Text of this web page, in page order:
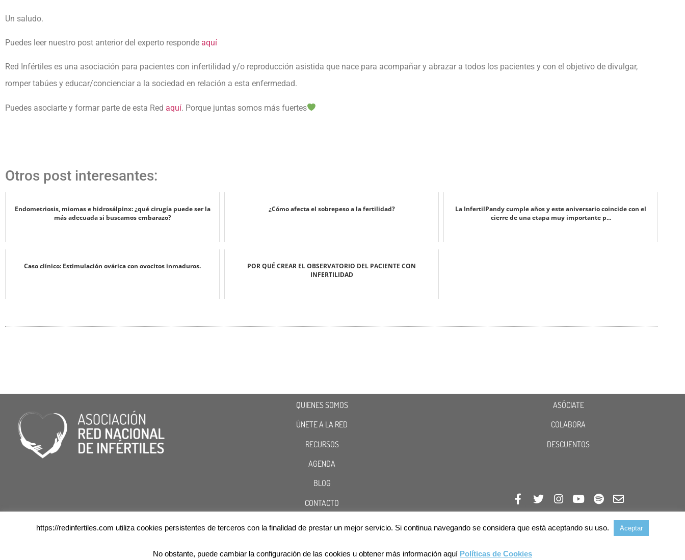
Un saludo.
Puedes leer nuestro post anterior del experto responde aquí
Red Infértiles es una asociación para pacientes con infertilidad y/o reproducción asistida que nace para acompañar y abrazar a todos los pacientes y con el objetivo de divulgar,
romper tabúes y educar/concienciar a la sociedad en relación a esta enfermedad.
Puedes asociarte y formar parte de esta Red aquí. Porque juntas somos más fuertes
Otros post interesantes:
Endometriosis, miomas e hidrosálpinx: ¿qué cirugía puede ser la
más adecuada si buscamos embarazo?
¿Cómo afecta el sobrepeso a la fertilidad?
La InfertilPandy cumple años y este aniversario coincide con el
cierre de una etapa muy importante p...
Caso clínico: Estimulación ovárica con ovocitos inmaduros.
POR QUÉ CREAR EL OBSERVATORIO DEL PACIENTE CON
INFERTILIDAD
QUIENES SOMOS
ÚNETE A LA RED
RECURSOS
AGENDA
BLOG
CONTACTO
Cookies Aviso Legal Política de Privacidad
ASÓCIATE
COLABORA
DESCUENTOS
https://redinfertiles.com utiliza cookies persistentes de terceros con la finalidad de prestar un mejor servicio. Si continua navegando se considera que está aceptando su uso. Aceptar
No obstante, puede cambiar la configuración de las cookies u obtener más información aquí Políticas de Cookies